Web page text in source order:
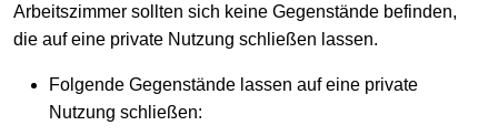
Arbeitszimmer sollten sich keine Gegenstände befinden,
die auf eine private Nutzung schließen lassen.
Folgende Gegenstände lassen auf eine private
Nutzung schließen: